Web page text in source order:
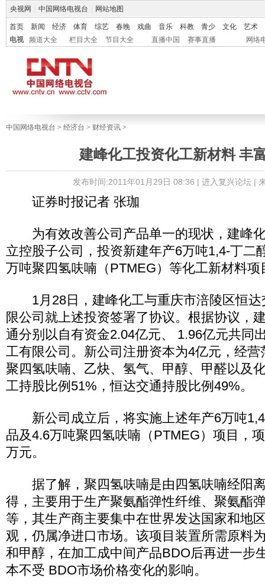
央视网 中国网络电视台 网站地图
首页 新闻 经济 体育 综艺 春晚 戏曲 音乐 科教 青少 文化
艺术
电视
频道大全 栏目大全 节目大全 直播中国 赛事直播 网络
中国网络电视台 > 经济台 > 财经资讯 >
建峰化工投资化工新材料 丰
发布时间:2011年01月29日 08:36 | 进入复兴论坛|
证券时报记者 张珈
为有效改善公司产品单一的现状，建峰化
立控股子公司，投资新建年产6万吨1,4-丁二
万吨聚四氢呋喃（PTMEG）等化工新材料项
1月28日，建峰化工与重庆市涪陵区恒达
限公司就上述投资签署了协议。根据协议，
通分别以自有资金2.04亿元、 1.96亿元共同
工有限公司。新公司注册资本为4亿元，经
聚四氢呋喃、乙炔、氢气、甲醇、甲醛以及
工持股比例51%，恒达交通持股比例49%。
新公司成立后，将实施上述年产6万吨
品及4.6万吨聚四氢呋喃（PTMEG）项目，
万元。
据了解，聚四氢呋喃是由四氢呋喃经阳
得，主要用于生产聚氨酯弹性纤维、聚氨酯
等，其生产商主要集中在世界发达国家和地
观，仍属净进口市场。该项目装置所需原料
和甲醇，在加工成中间产品BDO后再进一步
本不受 BDO市场价格变化的影响。